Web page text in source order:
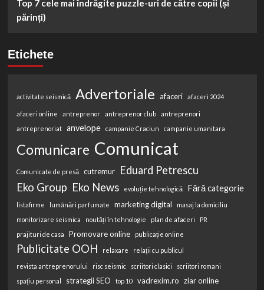
Top 7 cele mai îndrăgite puzzle-uri de către copii (și
părinți)
Etichete
activitate seismică Advertoriale afaceri afaceri 2024
afaceri online antreprenor antreprenor club
antreprenori
antreprenoriat
anvelope campanie Craciun campanie umanitara
Comunicare Comunicat
Comunicate de presă cutremur
Eduard Petrescu
Eko Group Eko News evoluție tehnologică Fără categorie
listafirme lumânări parfumate marketing digital
masaj la domiciliu
monitorizare seismica
noutăți în tehnologie plan de afaceri
PR
prajituri de casa
Promovare online publicație online
Publicitate OOH relaxare relații cu publicul
revista antreprenorului risc seismic scriitori clasici
scriitori romani
spațiu personal
strategii SEO top 10 vadrexim.ro ziar online